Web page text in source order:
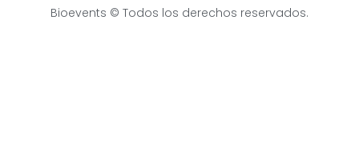
Bioevents © Todos los derechos reservados.